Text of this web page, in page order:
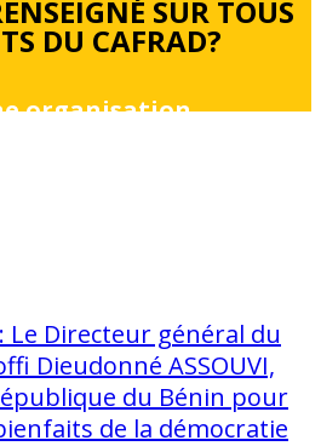
SUR TOUS
DU CAFRAD?
organisation
Le Directeur général du
Dieudonné ASSOUVI,
du Bénin pour
de la démocratie